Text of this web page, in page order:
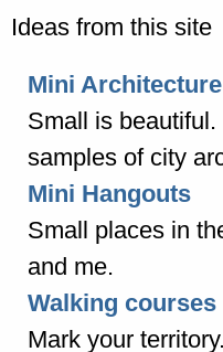
Ideas from this site
Mini Architecture
Small is
samples of city
Mini Hangouts
Small places in
and me.
Walking courses
Mark your